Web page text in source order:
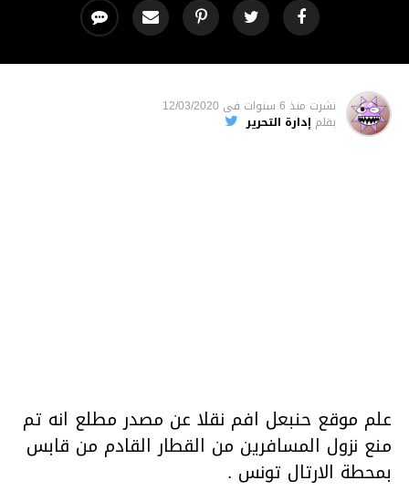
نشرت منذ 6 سنوات فى 12/03/2020
بقلم إدارة التحرير
علم موقع حنبعل افم نقلا عن مصدر مطلع انه تم
منع نزول المسافرين من القطار القادم من قابس
بمحطة الارتال تونس .